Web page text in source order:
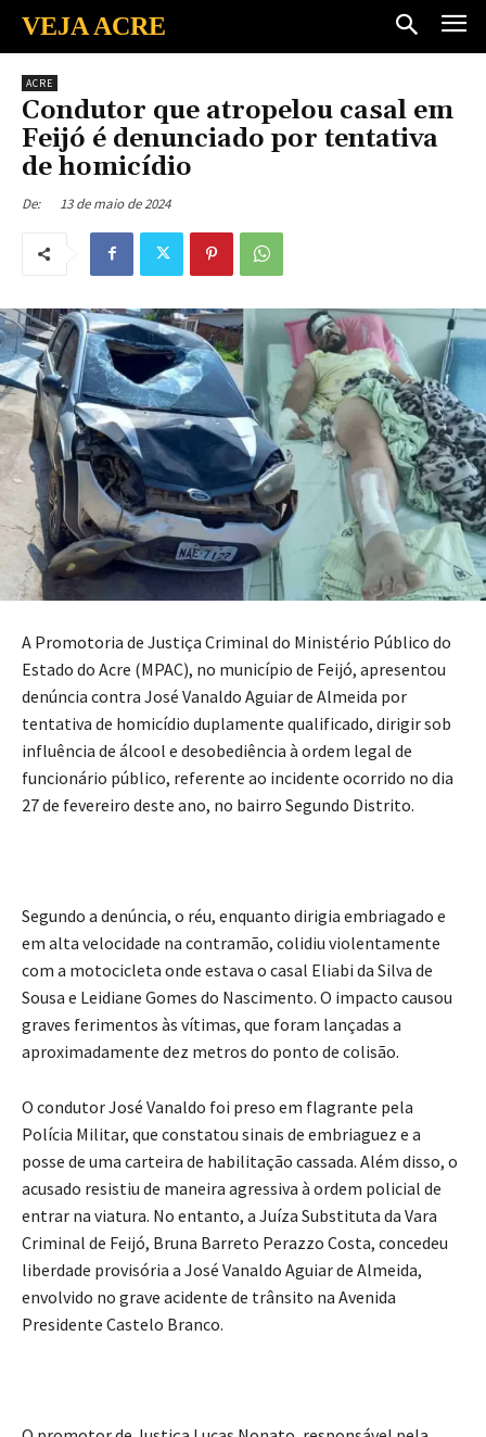
VEJA ACRE
ACRE
Condutor que atropelou casal em
Feijó é denunciado por tentativa
de homicídio
De: 13 de maio de 2024
A Promotoria de Justiça Criminal do Ministério Público do
Estado do Acre (MPAC), no município de Feijó, apresentou
denúncia contra José Vanaldo Aguiar de Almeida por
tentativa de homicídio duplamente qualificado, dirigir sob
influência de álcool e desobediência à ordem legal de
funcionário público, referente ao incidente ocorrido no dia
27 de fevereiro deste ano, no bairro Segundo Distrito.
Segundo a denúncia, o réu, enquanto dirigia embriagado e
em alta velocidade na contramão, colidiu violentamente
com a motocicleta onde estava o casal Eliabi da Silva de
Sousa e Leidiane Gomes do Nascimento. O impacto causou
graves ferimentos às vítimas, que foram lançadas a
aproximadamente dez metros do ponto de colisão.
O condutor José Vanaldo foi preso em flagrante pela
Polícia Militar, que constatou sinais de embriaguez e a
posse de uma carteira de habilitação cassada. Além disso, o
acusado resistiu de maneira agressiva à ordem policial de
entrar na viatura. No entanto, a Juíza Substituta da Vara
Criminal de Feijó, Bruna Barreto Perazzo Costa, concedeu
liberdade provisória a José Vanaldo Aguiar de Almeida,
envolvido no grave acidente de trânsito na Avenida
Presidente Castelo Branco.